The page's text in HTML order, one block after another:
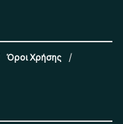
Όροι Χρήσης